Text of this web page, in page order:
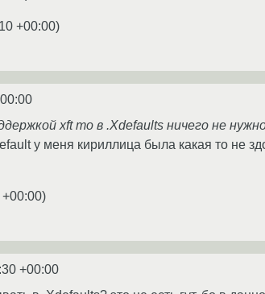
+00:00)
xft то в .Xdefaults ничего не
у меня кириллица была какая то не
)
+00:00